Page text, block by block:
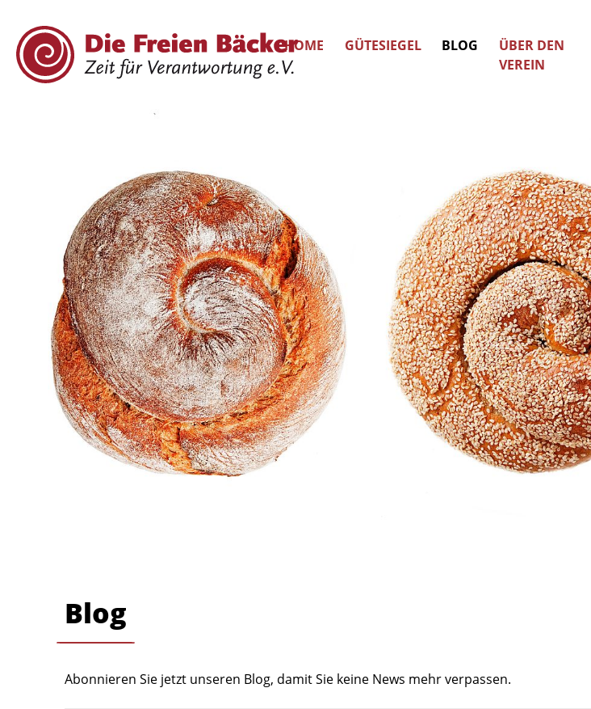
HOME GÜTESIEGEL BLOG
ÜBER DEN
VEREIN
Blog
Abonnieren Sie jetzt unseren Blog, damit Sie keine News mehr verpassen.